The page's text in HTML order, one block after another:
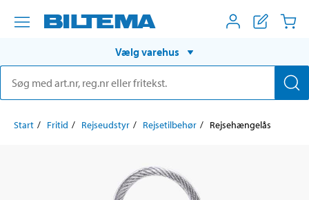
Vælg varehus
Start Fritid Rejseudstyr Rejsetilbehør Rejsehængelås